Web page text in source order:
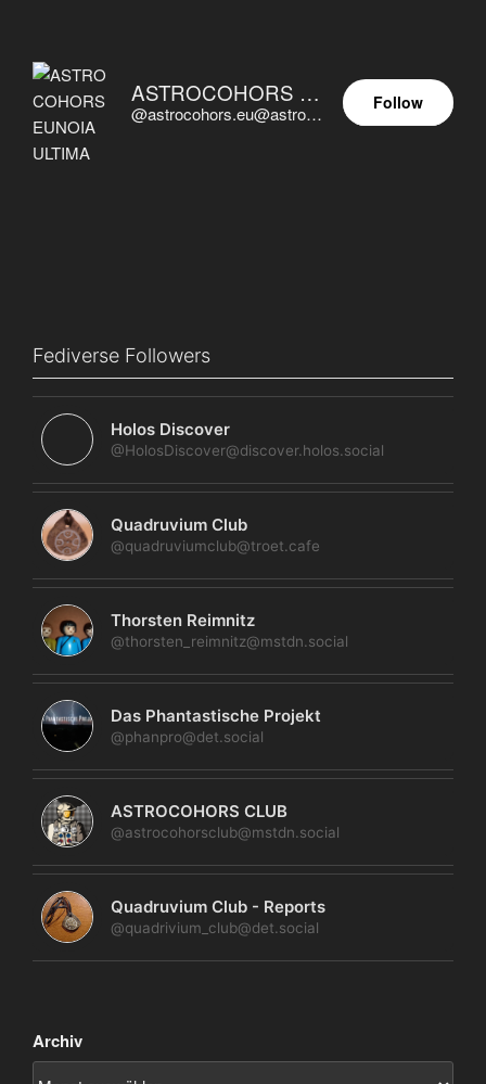
ASTROCOHORS EUNOIA ULTIMA
@astrocohors.eu@astrocohors.eu
Follow
Fediverse Followers
Holos Discover
@HolosDiscover@discover.holos.social
Quadruvium Club
@quadruviumclub@troet.cafe
Thorsten Reimnitz
@thorsten_reimnitz@mstdn.social
Das Phantastische Projekt
@phanpro@det.social
ASTROCOHORS CLUB
@astrocohorsclub@mstdn.social
Quadruvium Club - Reports
@quadrivium_club@det.social
Archiv